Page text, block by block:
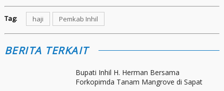
Tag: haji Pemkab Inhil
BERITA TERKAIT
Bupati Inhil H. Herman Bersama
Forkopimda Tanam Mangrove di Sapat